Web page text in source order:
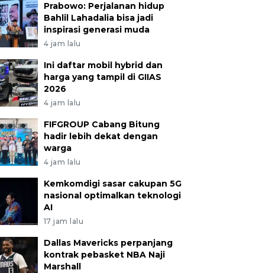
Prabowo: Perjalanan hidup
Bahlil Lahadalia bisa jadi
inspirasi generasi muda
4 jam lalu
Ini daftar mobil hybrid dan
harga yang tampil di GIIAS
2026
4 jam lalu
FIFGROUP Cabang Bitung
hadir lebih dekat dengan
warga
4 jam lalu
Kemkomdigi sasar cakupan 5G
nasional optimalkan teknologi
AI
17 jam lalu
Dallas Mavericks perpanjang
kontrak pebasket NBA Naji
Marshall